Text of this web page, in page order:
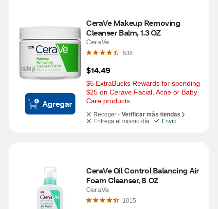
Agregar
CeraVe Makeup Removing
Cleanser Balm, 1.3 OZ
CeraVe
536
$14.49
$5 ExtraBucks Rewards for spending
$25 on Cerave Facial, Acne or Baby
Care products
Recoger - Verificar más tiendas
Entrega el mismo día
Envío
CeraVe Oil Control Balancing Air
Foam Cleanser, 8 OZ
CeraVe
1015